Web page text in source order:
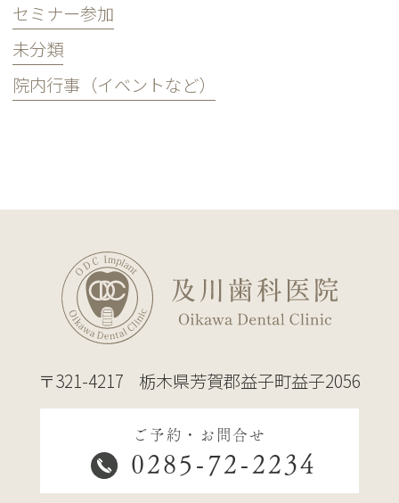
セミナー参加
未分類
院内行事（イベントなど）
〒321-4217 栃木県芳賀郡益子町益子2056
ご予約・お問合せ
0285-72-2234